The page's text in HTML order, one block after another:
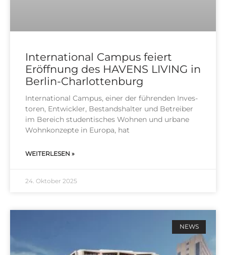
International Campus feiert
Eröffnung des HAVENS LIVING in
Berlin-Charlottenburg
Inter­na­tio­nal Cam­pus, einer der füh­ren­den Inves­
to­ren, Ent­wick­ler, Bestands­hal­ter und Betrei­ber
im Bereich stu­den­ti­sches Woh­nen und urba­ne
Wohn­kon­zep­te in Euro­pa, hat
WEITERLESEN »
24. Oktober 2025
NEWS